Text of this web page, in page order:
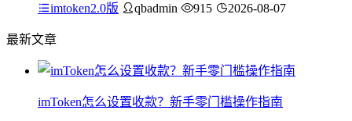
imtoken2.0版 qbadmin 915 2026-08-07
最新文章
imToken怎么设置收款？新手零门槛操作指南